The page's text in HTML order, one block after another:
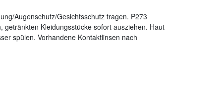
Augenschutz/Gesichtsschutz tragen. P273
getränkten Kleidungsstücke sofort ausziehen. Haut
spülen. Vorhandene Kontaktlinsen nach